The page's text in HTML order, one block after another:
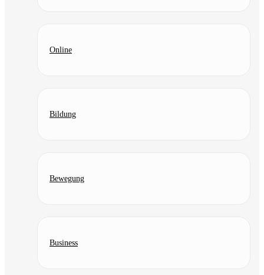
Online
Bildung
Bewegung
Business